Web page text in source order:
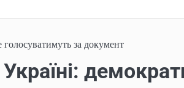
за документ